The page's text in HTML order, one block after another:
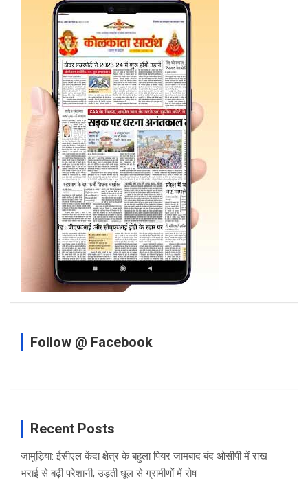
Follow @ Facebook
Recent Posts
जामुड़िया: ईसीएल केंदा क्षेत्र के बहुला पियर जामबाद बंद ओसीपी में राख
भराई से बढ़ी परेशानी, उड़ती धूल से ग्रामीणों में रोष